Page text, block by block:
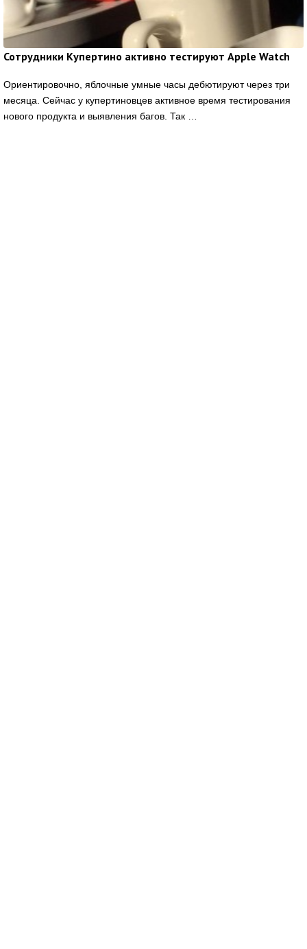
Сотрудники Купертино активно тестируют Apple Watch
Ориентировочно, яблочные умные часы дебютируют через три
месяца. Сейчас у купертиновцев активное время тестирования
нового продукта и выявления багов. Так …